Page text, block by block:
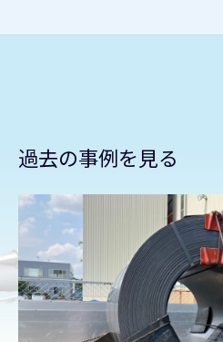
過去の事例を見る